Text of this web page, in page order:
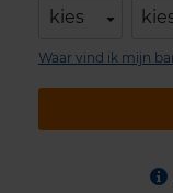
kies
Waar vind ik mijn